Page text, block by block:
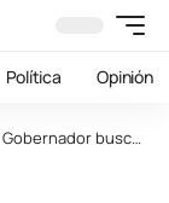
Política Opinión
Gobernador busca el fortalecimiento de los cuerpos de bomberos